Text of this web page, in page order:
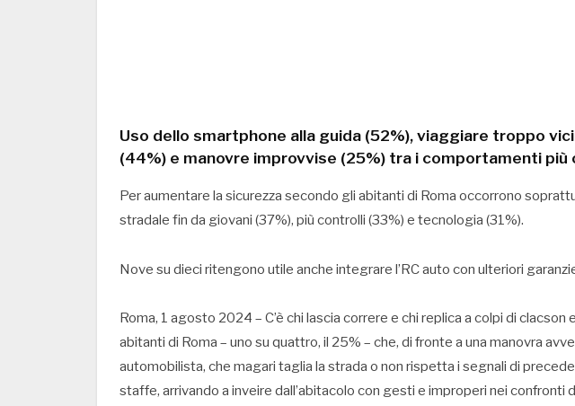
Uso dello smartphone alla guida (52%), viaggiare troppo
(44%) e manovre improvvise (25%) tra i comportamenti più
Per aumentare la sicurezza secondo gli abitanti di Roma occorrono
stradale fin da giovani (37%), più controlli (33%) e tecnologia (31%).
Nove su dieci ritengono utile anche integrare l’RC auto con ulteriori
Roma, 1 agosto 2024 – C’è chi lascia correre e chi replica a colpi di clacson
abitanti di Roma – uno su quattro, il 25% – che, di fronte a una manovra
automobilista, che magari taglia la strada o non rispetta i segnali di
staffe, arrivando a inveire dall’abitacolo con gesti e improperi nei confronti